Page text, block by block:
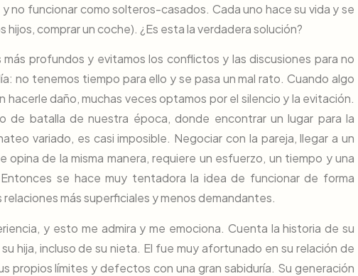
no funcionar como solteros-casados. Cada uno hace su vida y se
comprar un coche). ¿Es esta la verdadera solución?
profundos y evitamos los conflictos y las discusiones para no
no tenemos tiempo para ello y se pasa un mal rato. Cuando algo
daño, muchas veces optamos por el silencio y la evitación.
de batalla de nuestra época, donde encontrar un lugar para la
variado, es casi imposible. Negociar con la pareja, llegar a un
de la misma manera, requiere un esfuerzo, un tiempo y una
se hace muy tentadora la idea de funcionar de forma
más superficiales y menos demandantes.
y esto me admira y me emociona. Cuenta la historia de su
hija, incluso de su nieta. El fue muy afortunado en su relación de
propios límites y defectos con una gran sabiduría. Su generación